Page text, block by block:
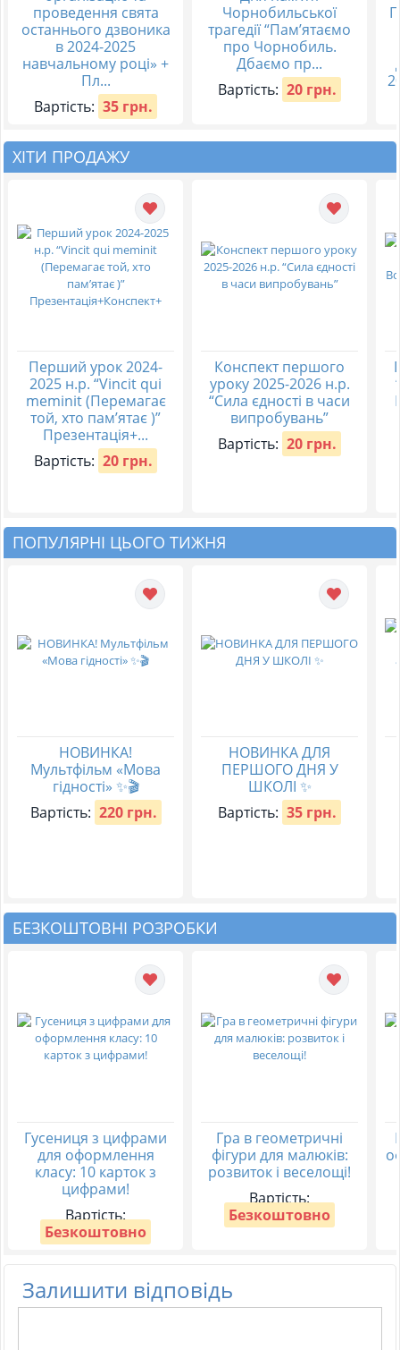
проведення свята
останнього дзвоника
в 2024-2025
навчальному році» +
Пл...
Вартість: 35 грн.
Чорнобильської
трагедії “Пам’ятаємо
про Чорнобиль.
Дбаємо пр...
Вартість: 20 грн.
ХІТИ ПРОДАЖУ
Перший урок 2024-
2025 н.р. “Vincit qui
meminit (Перемагає
той, хто пам’ятає )”
Презентація+...
Вартість: 20 грн.
Конспект першого
уроку 2025-2026 н.р.
“Сила єдності в часи
випробувань”
Вартість: 20 грн.
ПОПУЛЯРНІ ЦЬОГО ТИЖНЯ
НОВИНКА!
Мультфільм «Мова
гідності» ✨🎬
Вартість: 220 грн.
НОВИНКА ДЛЯ
ПЕРШОГО ДНЯ У
ШКОЛІ ✨
Вартість: 35 грн.
БЕЗКОШТОВНІ РОЗРОБКИ
Гусениця з цифрами
для оформлення
класу: 10 карток з
цифрами!
Вартість:
Безкоштовно
Гра в геометричні
фігури для малюків:
розвиток і веселощі!
Вартість:
Безкоштовно
Залишити відповідь